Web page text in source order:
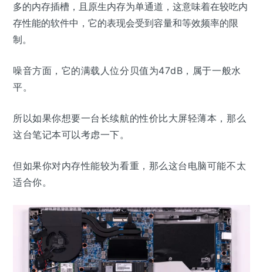
多的内存插槽，且原生内存为单通道，这意味着在较吃内
存性能的软件中，它的表现会受到容量和等效频率的限
制。
噪音方面，它的满载人位分贝值为47dB，属于一般水
平。
所以如果你想要一台长续航的性价比大屏轻薄本，那么
这台笔记本可以考虑一下。
但如果你对内存性能较为看重，那么这台电脑可能不太
适合你。